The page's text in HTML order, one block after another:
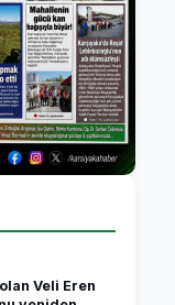
Veli Eren